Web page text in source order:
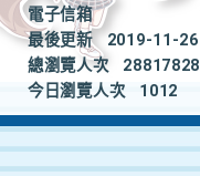
電子信箱
最後更新
2019-11-26
總瀏覽人次
28817828
今日瀏覽人次
1012